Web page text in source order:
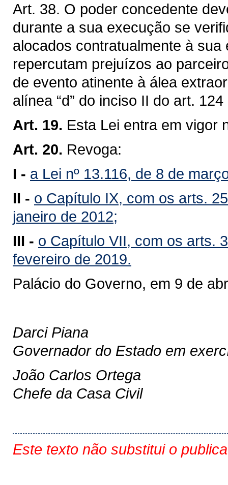
Art. 38. O poder concedente
durante a sua execução se
alocados contratualmente à
repercutam prejuízos ao
de evento atinente à álea
alínea “d” do inciso II do art.
Art. 19. Esta Lei entra em vigor
Art. 20. Revoga:
I - a Lei nº 13.116, de 8 de
II - o Capítulo IX, com os arts.
janeiro de 2012;
III - o Capítulo VII, com os arts.
fevereiro de 2019.
Palácio do Governo, em 9 de
Darci Piana
Governador do Estado em
João Carlos Ortega
Chefe da Casa Civil
Este texto não substitui o